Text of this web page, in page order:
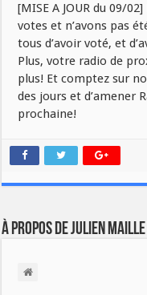
[MISE A JOUR du 09/
votes et n’avons pas
tous d’avoir voté, et
Plus, votre radio de
plus! Et comptez sur
des jours et d’amener
prochaine!
À propos de Julien Maille